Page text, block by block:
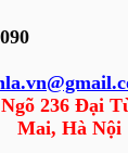
Ngõ 236 Đại
Mai, Hà Nội